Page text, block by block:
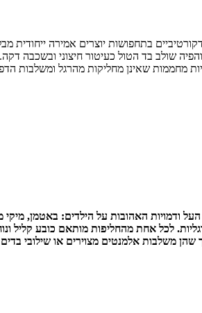
בתחפושות יוצרים אמירה ייחודית
שולב בד הטול כעיטור חיצוני ובשכבה דקה.
מחממות שאינן מחליקות מהרגל ומשלבות
משלבות אלמנטים מצוירים או שילובי